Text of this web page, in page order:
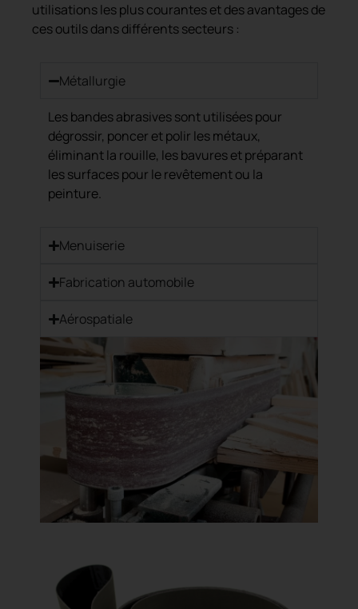
utilisations les plus courantes et des avantages de
ces outils dans différents secteurs :
Métallurgie
Les bandes abrasives sont utilisées pour
dégrossir, poncer et polir les métaux,
éliminant la rouille, les bavures et préparant
les surfaces pour le revêtement ou la
peinture.
Menuiserie
Fabrication automobile
Aérospatiale